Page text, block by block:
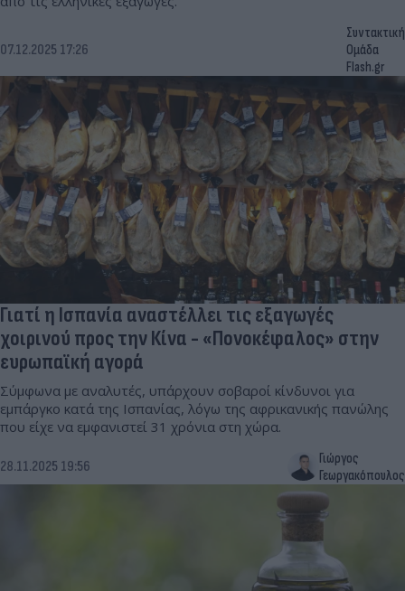
07.12.2025 17:26
Συντακτική
Ομάδα
Flash.gr
Γιατί η Ισπανία αναστέλλει τις εξαγωγές
χοιρινού προς την Κίνα - «Πονοκέφαλος» στην
ευρωπαϊκή αγορά
Σύμφωνα με αναλυτές, υπάρχουν σοβαροί κίνδυνοι για
εμπάργκο κατά της Ισπανίας, λόγω της αφρικανικής πανώλης
που είχε να εμφανιστεί 31 χρόνια στη χώρα.
28.11.2025 19:56
Γιώργος
Γεωργακόπουλος